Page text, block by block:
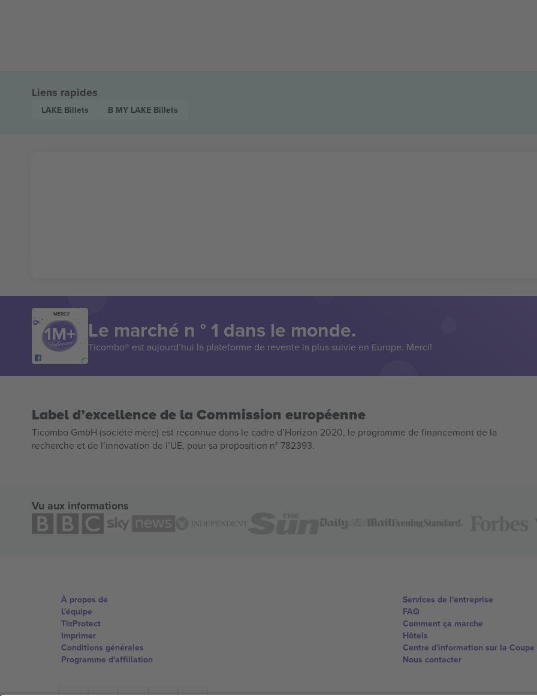
Liens rapides
LAKE Billets B MY LAKE Billets
MERCI!
Le marché n ° 1 dans le monde.
Ticombo® est aujourd’hui la plateforme de revente la plus suivie en Europe. Merci!
Label d’excellence de la Commission européenne
Ticombo GmbH (société mère) est reconnue dans le cadre d’Horizon 2020, le programme de financement de la
recherche et de l’innovation de l’UE, pour sa proposition n° 782393.
Vu aux informations
À propos de
L'équipe
TixProtect
Imprimer
Conditions générales
Programme d'affiliation
Services de l'entreprise
FAQ
Comment ça marche
Hôtels
Centre d'information sur la Coupe
Nous contacter